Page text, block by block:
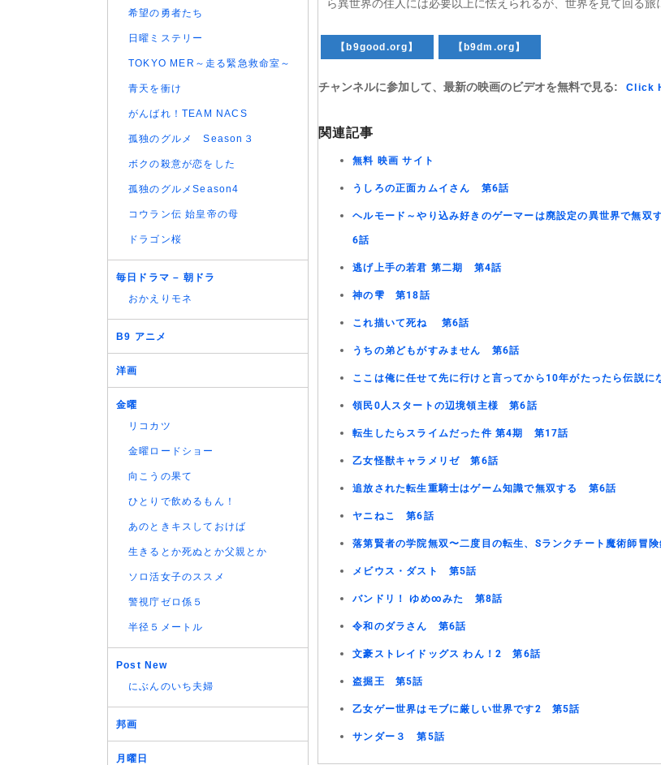
ら異世界の住人には必要以上に怯えられるが、世界を見て回る旅
【b9good.org】 【b9dm.org】
チャンネルに参加して、最新の映画のビデオを無料で見る: Click
関連記事
無料 映画 サイト
うしろの正面カムイさん 第6話
ヘルモード～やり込み好きのゲーマーは廃設定の異世界で無
6話
逃げ上手の若君 第二期 第4話
神の雫 第18話
これ描いて死ね 第6話
うちの弟どもがすみません 第6話
ここは俺に任せて先に行けと言ってから10年がたったら伝説
領民0人スタートの辺境領主様 第6話
転生したらスライムだった件 第4期 第17話
乙女怪獣キャラメリゼ 第6話
追放された転生重騎士はゲーム知識で無双する 第6話
ヤニねこ 第6話
落第賢者の学院無双〜二度目の転生、Sランクチート魔術師冒
メビウス・ダスト 第5話
バンドリ！ ゆめ∞みた 第8話
令和のダラさん 第6話
文豪ストレイドッグス わん！2 第6話
盗掘王 第5話
乙女ゲー世界はモブに厳しい世界です2 第5話
サンダー３ 第5話
希望の勇者たち
日曜ミステリー
TOKYO MER～走る緊急救命室～
青天を衝け
がんばれ！TEAM NACS
孤独のグルメ Season３
ボクの殺意が恋をした
孤独のグルメSeason4
コウラン伝 始皇帝の母
ドラゴン桜
毎日ドラマ – 朝ドラ
おかえりモネ
B9 アニメ
洋画
金曜
リコカツ
金曜ロードショー
向こうの果て
ひとりで飲めるもん！
あのときキスしておけば
生きるとか死ぬとか父親とか
ソロ活女子のススメ
警視庁ゼロ係５
半径５メートル
Post New
にぶんのいち夫婦
邦画
月曜日